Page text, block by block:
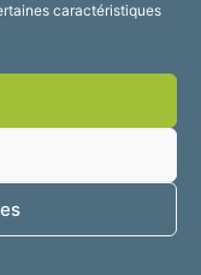
caractéristiques
légales